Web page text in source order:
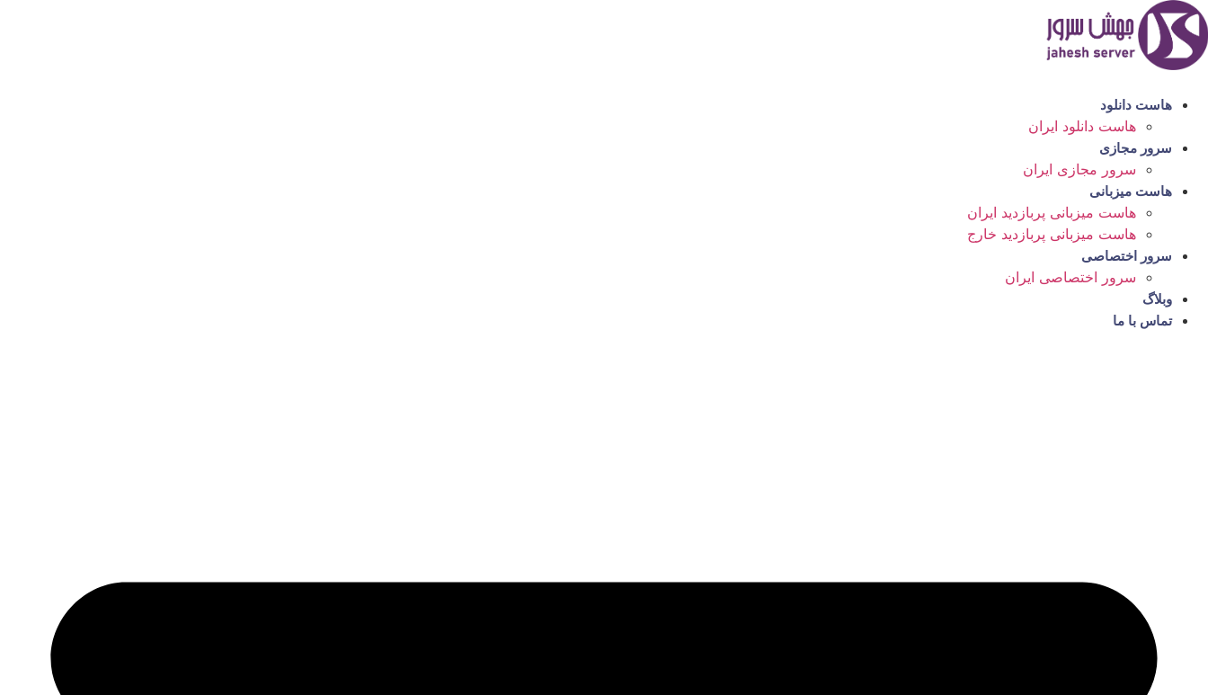
پرش
به
محتوا
هاست دانلود
هاست دانلود ایران
سرور مجازی
سرور مجازی ایران
هاست میزبانی
هاست میزبانی پربازدید ایران
هاست میزبانی پربازدید خارج
سرور اختصاصی
سرور اختصاصی ایران
وبلاگ
تماس با ما